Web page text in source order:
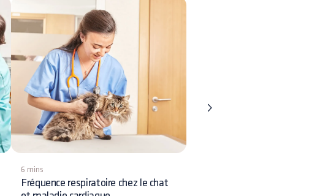
6 mins
Fréquence respiratoire chez le chat